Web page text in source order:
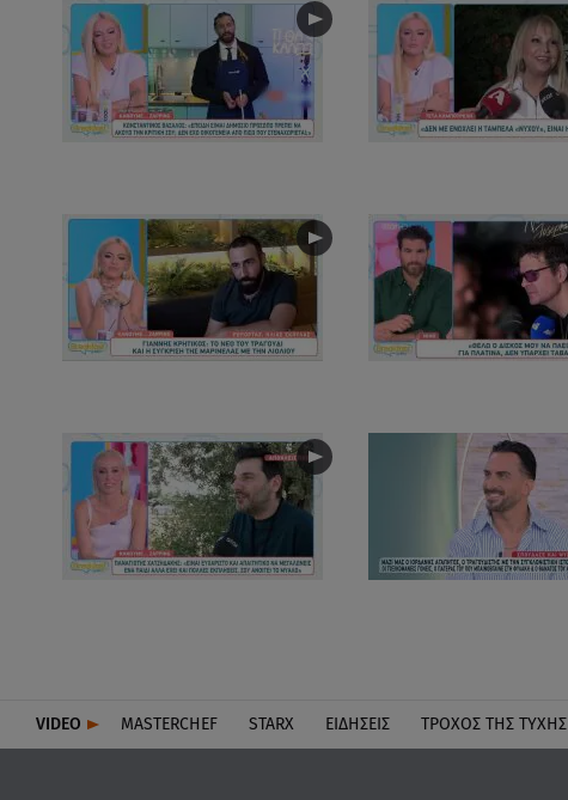
VIDEO MASTERCHEF STARX ΕΙΔΉΣΕΙΣ ΤΡΟΧΌΣ ΤΗΣ ΤΎΧΗΣ